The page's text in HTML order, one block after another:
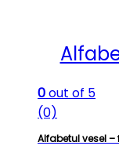
0out of 5
(0)
Alfabetul vesel